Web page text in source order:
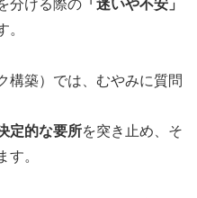
分ける際の 「迷いや不安」
。
構築）では、むやみに質問
定的な要所を突き止め、そ
す。